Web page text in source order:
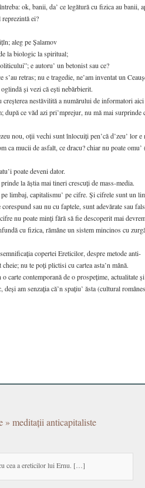
ok, banii, da’ ce legătură cu fizica au banii,
ei?
aleg pe Șalamov
la biologic la spiritual;
e autoru’ un betonist sau ce?
retras; nu e tragedie, ne’am inventat un
și vezi că ești nebărbierit.
creșterea nestăvilită a numărului de informatori
după ce văd azi pri’mprejur, nu mă mai surprinde
nou, oții vechi sunt înlocuiți pen’că d’zeu’ lor e
ca mucii de asfalt, ce dracu? chiar nu poate omu’
poate deveni dator.
la ăștia mai tineri crescuți de mass-media.
limbaj, capitalismu’ pe cifre. Și cifrele sunt un
sau nu cu faptele, sunt adevărate sau
nu poate minți fără să fie descoperit mai
cu fizica, rămâne un sistem mincinos cu
copertei Ereticilor, despre metode anti-
nu te poți plictisi cu cartea asta’n mână.
carte contemporană de o prospețime, actualitate și
am senzația că’n spațiu’ ăsta (cultural
meditații anticapitaliste
cea a ereticilor lui Ernu. […]